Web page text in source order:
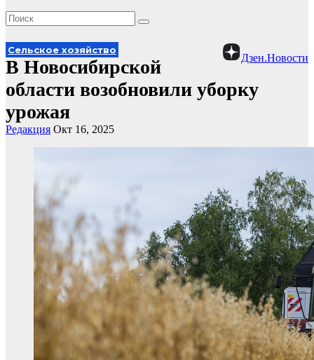
Дзен.Новости
Сельское хозяйство
В Новосибирской
области возобновили уборку
урожая
Редакция Окт 16, 2025